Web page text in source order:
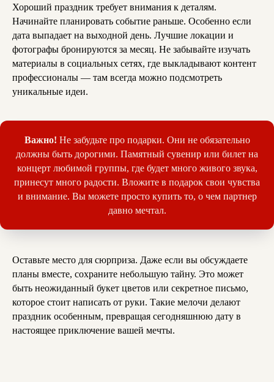
Хороший праздник требует внимания к деталям.
Начинайте планировать событие раньше. Особенно если
дата выпадает на выходной день. Лучшие локации и
фотографы бронируются за месяц. Не забывайте изучать
материалы в социальных сетях, где выкладывают контент
профессионалы — там всегда можно подсмотреть
уникальные идеи.
Важно! Не забудьте про подарки. Они не обязательно
должны быть дорогими. Памятный сувенир или билет на
концерт любимой группы, где будет много живого звука,
принесут много радости. Вложите в подарок свои чувства
и внимание. Вы можете просто купить то, о чем партнер
давно мечтал.
Оставьте место для сюрприза. Даже если вы обсуждаете
планы вместе, сохраните небольшую тайну. Это может
быть неожиданный букет цветов или секретное письмо,
которое стоит написать от руки. Такие мелочи делают
праздник особенным, превращая сегодняшнюю дату в
настоящее приключение вашей мечты.